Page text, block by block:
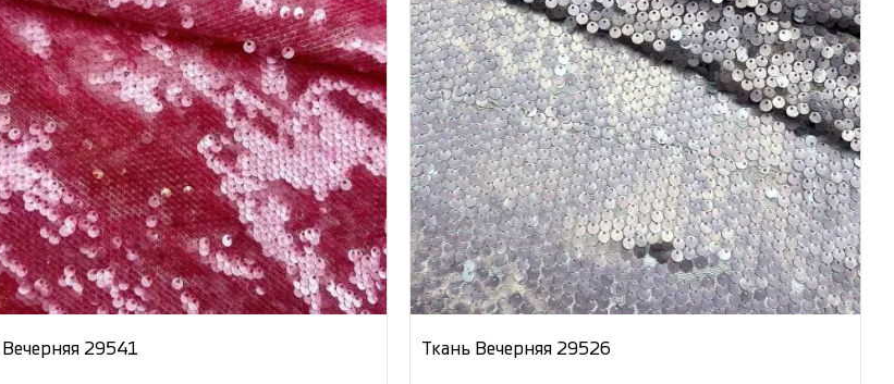
Вечерняя 29541 Ткань Вечерняя 29526